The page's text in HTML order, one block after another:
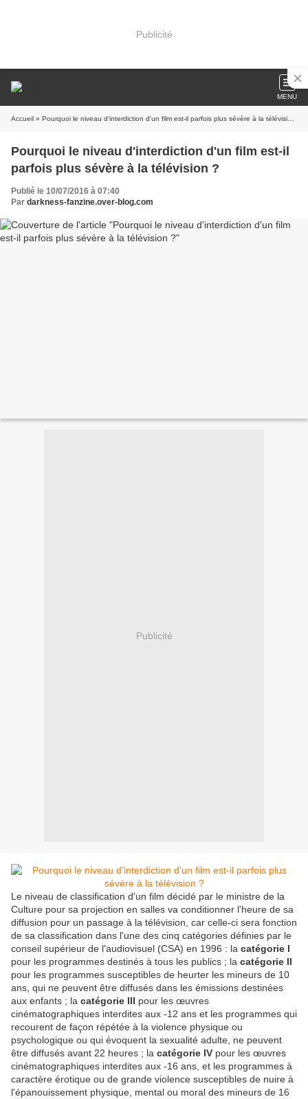
Publicité
MENU
Accueil » Pourquoi le niveau d'interdiction d'un film est-il parfois plus sévère à la télévision ?
Pourquoi le niveau d'interdiction d'un film est-il
parfois plus sévère à la télévision ?
Publié le 10/07/2016 à 07:40
Par darkness-fanzine.over-blog.com
Publicité
Le niveau de classification d'un film décidé par le ministre de la
Culture pour sa projection en salles va conditionner l'heure de sa
diffusion pour un passage à la télévision, car celle-ci sera fonction
de sa classification dans l'une des cinq catégories définies par le
conseil supérieur de l'audiovisuel (CSA) en 1996 : la catégorie I
pour les programmes destinés à tous les publics ; la catégorie II
pour les programmes susceptibles de heurter les mineurs de 10
ans, qui ne peuvent être diffusés dans les émissions destinées
aux enfants ; la catégorie III pour les œuvres
cinématographiques interdites aux -12 ans et les programmes qui
recourent de façon répétée à la violence physique ou
psychologique ou qui évoquent la sexualité adulte, ne peuvent
être diffusés avant 22 heures ; la catégorie IV pour les œuvres
cinématographiques interdites aux -16 ans, et les programmes à
caractère érotique ou de grande violence susceptibles de nuire à
l'épanouissement physique, mental ou moral des mineurs de 16